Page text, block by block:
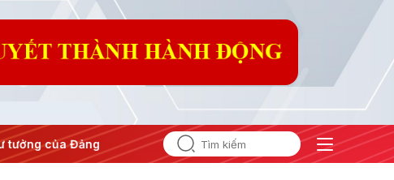
#Hội nghị Trung ương 3